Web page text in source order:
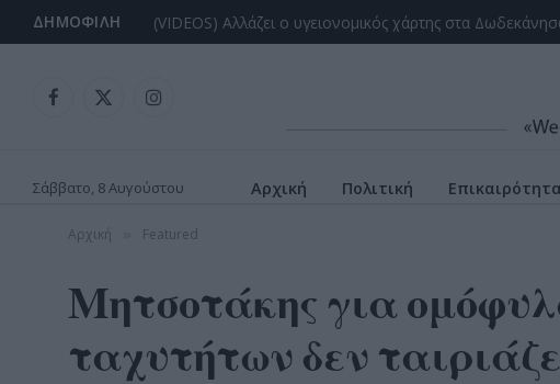
ΔΗΜΟΦΙΛΉ
Facebook
X
Instagram
Σάββατο, 8 Αυγούστου Αρχική Πολιτική Επικαιρότητα
Αρχική Featured
Μητσοτάκης για
ταχυτήτων δεν